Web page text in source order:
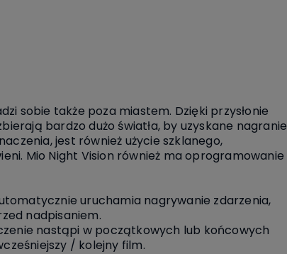
sobie także poza miastem. Dzięki przysłonie
bardzo dużo światła, by uzyskane nagranie
jest również użycie szklanego,
Mio Night Vision również ma oprogramowanie
uruchamia nagrywanie zdarzenia,
nadpisaniem.
nastąpi w początkowych lub końcowych
/ kolejny film.